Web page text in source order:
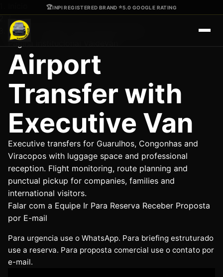
Ir para o conteúdo principal
🏆INPI REGISTERED BRAND·⭐5.0 GOOGLE RATING
Airport Transfer with Executive Van
Página institucional VaideVan
Airport
Transfer with
Executive Van
Executive transfers for Guarulhos, Congonhas and
Viracopos with luggage space and professional
reception. Flight monitoring, route planning and
punctual pickup for companies, families and
international visitors.
Falar com a Equipe Ir Para Reserva Receber Proposta
por E-mail
Para urgencia use o WhatsApp. Para briefing estruturado
use a reserva. Para proposta comercial use o contato por
e-mail.